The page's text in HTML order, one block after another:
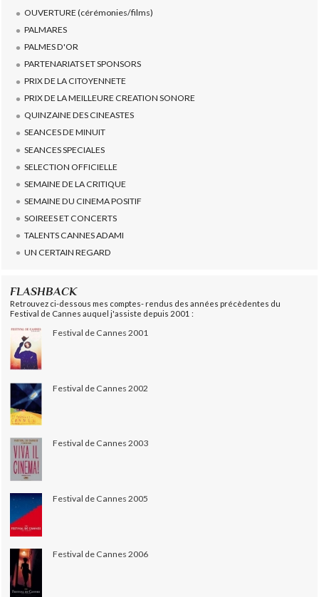
OUVERTURE (cérémonies/films)
PALMARES
PALMES D'OR
PARTENARIATS ET SPONSORS
PRIX DE LA CITOYENNETE
PRIX DE LA MEILLEURE CREATION SONORE
QUINZAINE DES CINEASTES
SEANCES DE MINUIT
SEANCES SPECIALES
SELECTION OFFICIELLE
SEMAINE DE LA CRITIQUE
SEMAINE DU CINEMA POSITIF
SOIREES ET CONCERTS
TALENTS CANNES ADAMI
UN CERTAIN REGARD
FLASHBACK
Retrouvez ci-dessous mes comptes- rendus des années précèdentes du
Festival de Cannes auquel j'assiste depuis 2001 :
Festival de Cannes 2001
Festival de Cannes 2002
Festival de Cannes 2003
Festival de Cannes 2005
Festival de Cannes 2006